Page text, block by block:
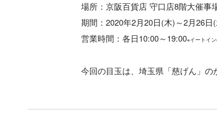
場所：京阪百貨店 守口店8階大催事
期間：2020年2月20日(木)～2月26日
営業時間：各日10:00～19:00※イートイ
今回の目玉は、埼玉県「慈げん」の